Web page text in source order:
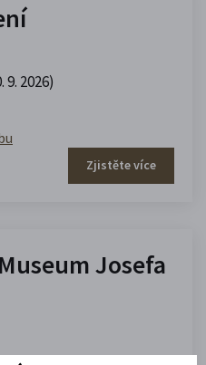
2026)
Zjistěte více
Josefa